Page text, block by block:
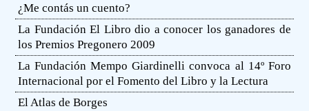
¿Me contás un cuento?
La Fundación El Libro dio a conocer los ganadores de
los Premios Pregonero 2009
La Fundación Mempo Giardinelli convoca al 14º Foro
Internacional por el Fomento del Libro y la Lectura
El Atlas de Borges